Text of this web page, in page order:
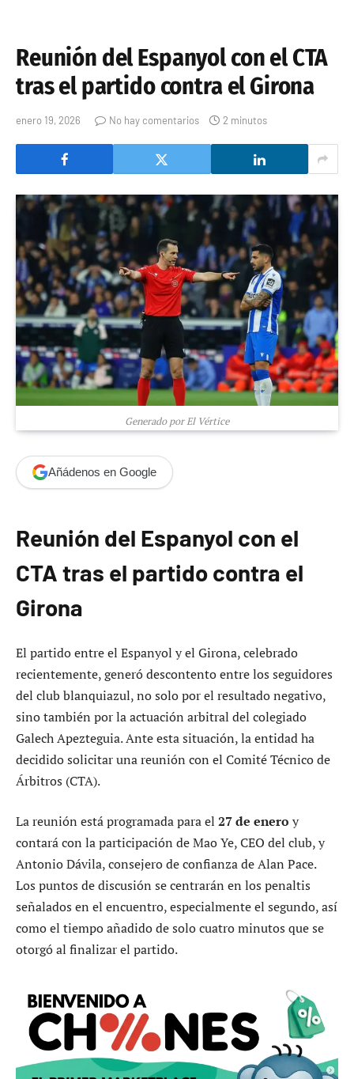
Reunión del Espanyol con el CTA
tras el partido contra el Girona
enero 19, 2026 No hay comentarios 2 minutos
Generado por El Vértice
Añádenos en Google
Reunión del Espanyol con el
CTA tras el partido contra el
Girona
El partido entre el Espanyol y el Girona, celebrado
recientemente, generó descontento entre los seguidores
del club blanquiazul, no solo por el resultado negativo,
sino también por la actuación arbitral del colegiado
Galech Apezteguia. Ante esta situación, la entidad ha
decidido solicitar una reunión con el Comité Técnico de
Árbitros (CTA).
La reunión está programada para el 27 de enero y
contará con la participación de Mao Ye, CEO del club, y
Antonio Dávila, consejero de confianza de Alan Pace.
Los puntos de discusión se centrarán en los penaltis
señalados en el encuentro, especialmente el segundo, así
como el tiempo añadido de solo cuatro minutos que se
otorgó al finalizar el partido.